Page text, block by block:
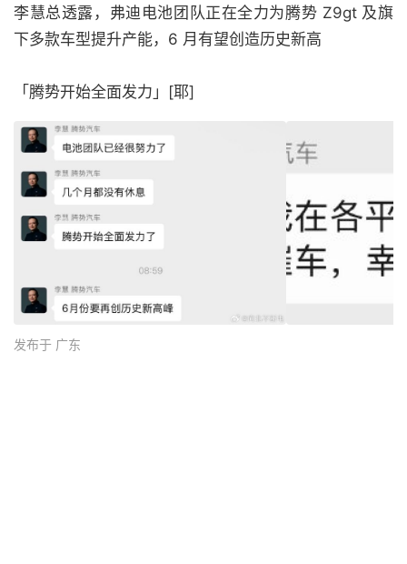
李慧总透露，弗迪电池团队正在全力为腾势 Z9gt 及旗
下多款车型提升产能，6 月有望创造历史新高
「腾势开始全面发力」[耶] ​
发布于 广东